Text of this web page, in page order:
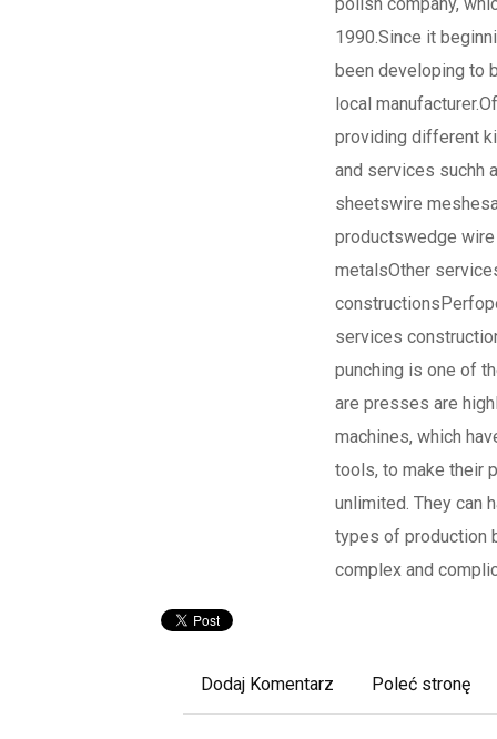
1990.Since it
been developing to
local
providing different
and services suchh
sheetswire
productswedge
metalsOther
services
punching is one of
are presses are
machines, which
tools, to make their
unlimited. They can
types of production
complex and
Dodaj Komentarz Poleć stronę